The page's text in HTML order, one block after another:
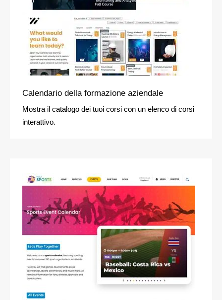
Calendario della formazione aziendale
Mostra il catalogo dei tuoi corsi con un elenco di corsi
interattivo.